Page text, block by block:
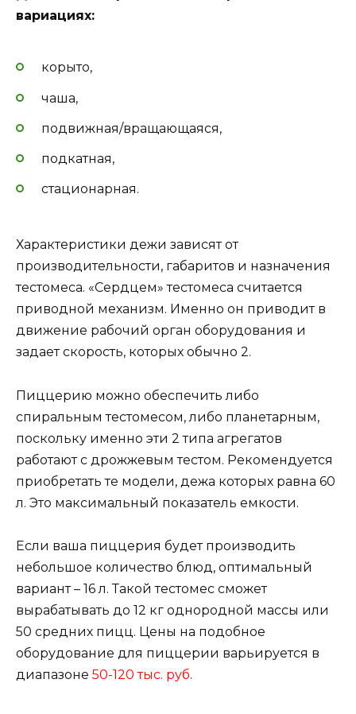
вариациях:
корыто,
чаша,
подвижная/вращающаяся,
подкатная,
стационарная.
Характеристики дежи зависят от
производительности, габаритов и назначения
тестомеса. «Сердцем» тестомеса считается
приводной механизм. Именно он приводит в
движение рабочий орган оборудования и
задает скорость, которых обычно 2.
Пиццерию можно обеспечить либо
спиральным тестомесом, либо планетарным,
поскольку именно эти 2 типа агрегатов
работают с дрожжевым тестом. Рекомендуется
приобретать те модели, дежа которых равна 60
л. Это максимальный показатель емкости.
Если ваша пиццерия будет производить
небольшое количество блюд, оптимальный
вариант – 16 л. Такой тестомес сможет
вырабатывать до 12 кг однородной массы или
50 средних пицц. Цены на подобное
оборудование для пиццерии варьируется в
диапазоне 50-120 тыс. руб.